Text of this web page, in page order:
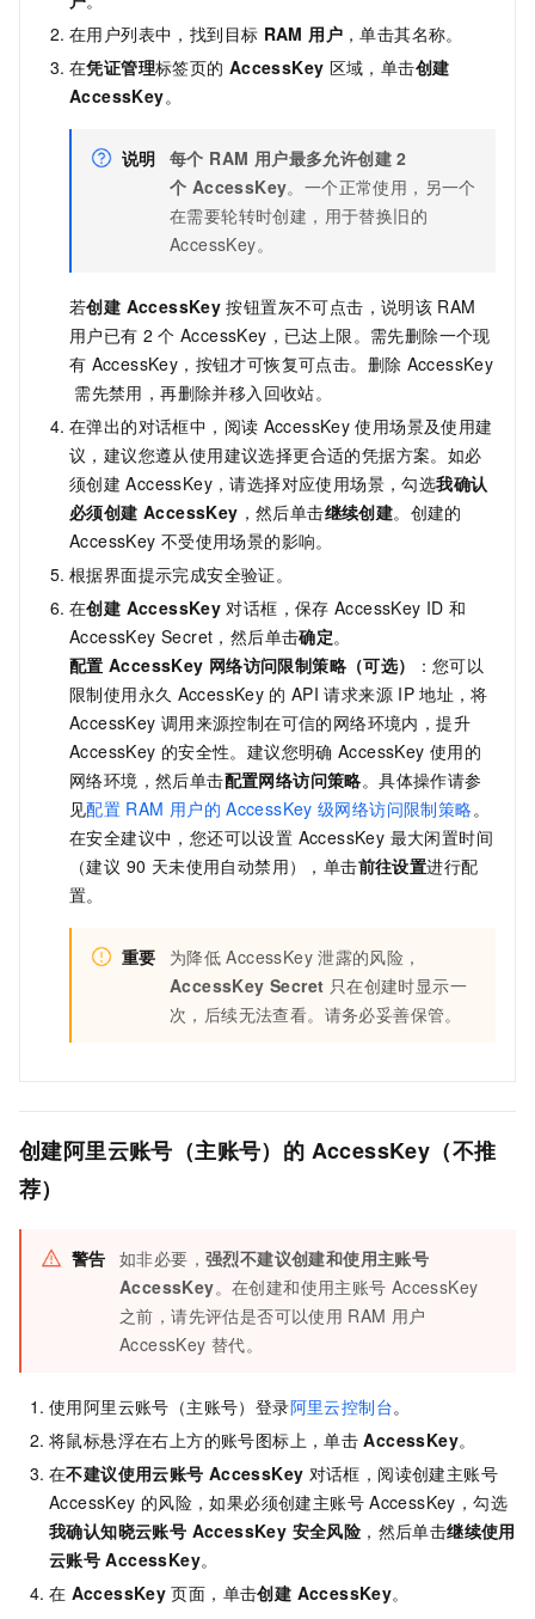
在用户列表中，找到目标 RAM 用户 ，单击其名称。
在凭证管理标签页的 AccessKey 区域，单击创建
AccessKey。
说明 每个 RAM 用户最多允许创建 2
个 AccessKey。一个正常使用，另一个
在需要轮转时创建，用于替换旧的
AccessKey。
若创建 AccessKey 按钮置灰不可点击，说明该 RAM
用户已有 2 个 AccessKey，已达上限。需先删除一个现
有 AccessKey，按钮才可恢复可点击。删除 AccessKey
需先禁用，再删除并移入回收站。
在弹出的对话框中，阅读 AccessKey 使用场景及使用建
议，建议您遵从使用建议选择更合适的凭据方案。如必
须创建 AccessKey，请选择对应使用场景，勾选我确认
必须创建 AccessKey ，然后单击继续创建。创建的
AccessKey 不受使用场景的影响。
根据界面提示完成安全验证。
在创建 AccessKey 对话框，保存 AccessKey ID 和
AccessKey Secret，然后单击确定。
配置 AccessKey 网络访问限制策略（可选）
：您可以
限制使用永久 AccessKey 的 API 请求来源 IP 地址，将
AccessKey 调用来源控制在可信的网络环境内，提升
AccessKey 的安全性。建议您明确 AccessKey 使用的
网络环境，然后单击配置网络访问策略。具体操作请参
见配置 RAM 用户的 AccessKey 级网络访问限制策略。
在安全建议中，您还可以设置 AccessKey 最大闲置时间
（建议 90 天未使用自动禁用），单击前往设置进行配
置。
重要 为降低 AccessKey 泄露的风险，
AccessKey Secret 只在创建时显示一
次，后续无法查看。请务必妥善保管。
创建阿里云账号（主账号）的 AccessKey（不推
荐）
警告 如非必要， 强烈不建议创建和使用主账号
AccessKey。在创建和使用主账号 AccessKey
之前，请先评估是否可以使用 RAM 用户
AccessKey 替代。
使用阿里云账号（主账号）登录阿里云控制台。
将鼠标悬浮在右上方的账号图标上，单击 AccessKey。
在不建议使用云账号 AccessKey 对话框，阅读创建主账号
AccessKey 的风险，如果必须创建主账号 AccessKey，勾选
我确认知晓云账号 AccessKey 安全风险 ，然后单击继续使用
云账号 AccessKey。
在 AccessKey 页面，单击创建 AccessKey。